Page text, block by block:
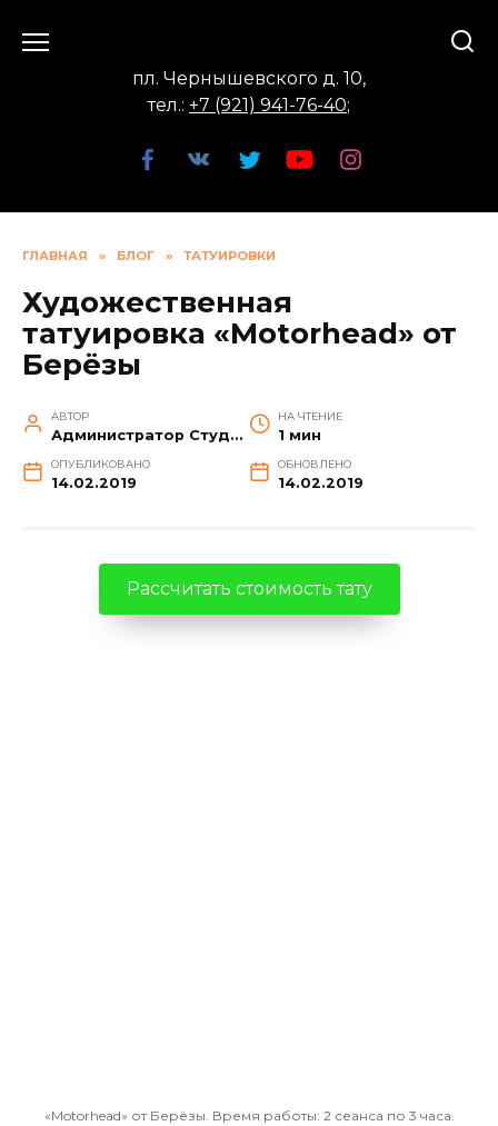
пл. Чернышевского д. 10,
тел.: +7 (921) 941-76-40;
ГЛАВНАЯ » БЛОГ » ТАТУИРОВКИ
Художественная
татуировка «Motorhead» от
Берёзы
АВТОР
Администратор Студии
НА ЧТЕНИЕ
1 мин
ОПУБЛИКОВАНО
14.02.2019
ОБНОВЛЕНО
14.02.2019
Рассчитать стоимость тату
«Motorhead» от Берёзы. Время работы: 2 сеанса по 3 часа.